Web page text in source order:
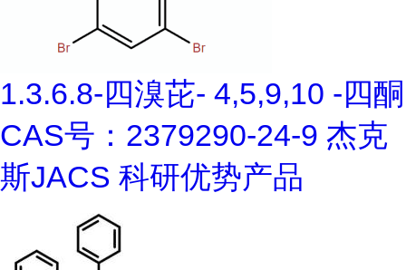
1.3.6.8-四溴芘- 4,5,9,10 -四酮
CAS号：2379290-24-9 杰克
斯JACS 科研优势产品